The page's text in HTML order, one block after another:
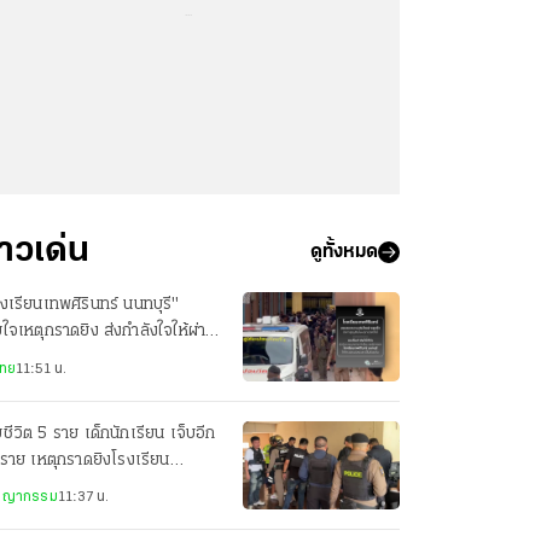
วเด่น ดูทั้งหมด
เรียนเทพศิรินทร์ นนทบุรี"
จเหตุกราดยิง ส่งกำลังใจให้ผ่าน
ย11:51 น.
ชีวิต 5 ราย เด็กนักเรียน เจ็บอีก
าย เหตุกราดยิงโรงเรียน
ญากรรม11:37 น.